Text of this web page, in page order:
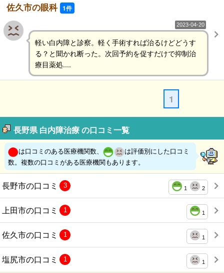
佐久市の眼科 1件
2023-04-20
軽い白内障と診察。軽く手術すれば治るけどどうす
る？と聞かれ断った。次回予約を促すだけで抑制治
療目薬処....
1
長野県 白内障治療 の口コミ一覧
は口コミのある医療機関数、
は評価別にした口コミ
数。複数の口コミがある医療機関もあります。
長野市の口コミ 1 2
3
上田市の口コミ 1
1
佐久市の口コミ 1
1
塩尻市の口コミ 1
1